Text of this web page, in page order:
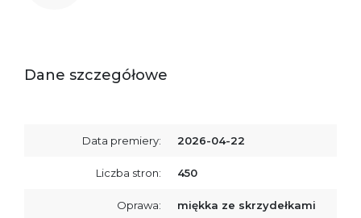
Dane szczegółowe
Data premiery: 2026-04-22
Liczba stron: 450
Oprawa: miękka ze skrzydełkami